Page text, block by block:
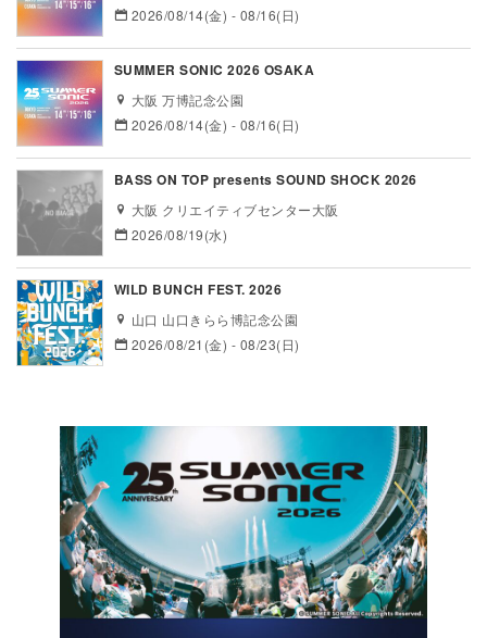
2026/08/14(金) - 08/16(日)
SUMMER SONIC 2026 OSAKA
大阪 万博記念公園
2026/08/14(金) - 08/16(日)
BASS ON TOP presents SOUND SHOCK 2026
大阪 クリエイティブセンター大阪
2026/08/19(水)
WILD BUNCH FEST. 2026
山口 山口きらら博記念公園
2026/08/21(金) - 08/23(日)